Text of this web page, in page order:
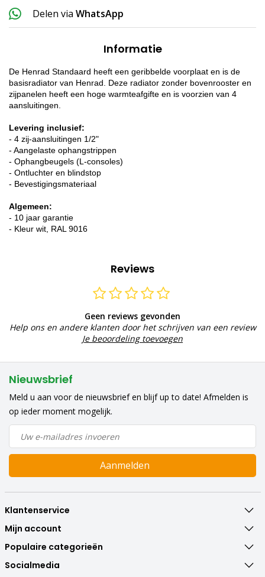
Delen via WhatsApp
Informatie
De Henrad Standaard heeft een geribbelde voorplaat en is de
basisradiator van Henrad. Deze radiator zonder bovenrooster en
zijpanelen heeft een hoge warmteafgifte en is voorzien van 4
aansluitingen.
Levering inclusief:
- 4 zij-aansluitingen 1/2"
- Aangelaste ophangstrippen
- Ophangbeugels (L-consoles)
- Ontluchter en blindstop
- Bevestigingsmateriaal
Algemeen:
- 10 jaar garantie
- Kleur wit, RAL 9016
Reviews
Geen reviews gevonden
Help ons en andere klanten door het schrijven van een review
Je beoordeling toevoegen
Nieuwsbrief
Meld u aan voor de nieuwsbrief en blijf up to date! Afmelden is
op ieder moment mogelijk.
Aanmelden
Klantenservice
Mijn account
Populaire categorieën
Socialmedia